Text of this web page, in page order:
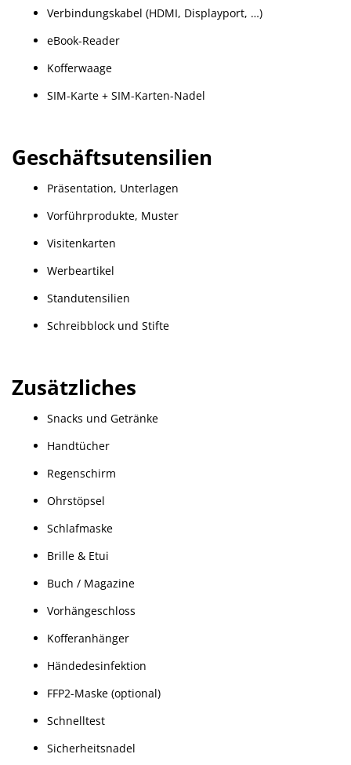
Verbindungskabel (HDMI, Displayport, …)
eBook-Reader
Kofferwaage
SIM-Karte + SIM-Karten-Nadel
Geschäftsutensilien
Präsentation, Unterlagen
Vorführprodukte, Muster
Visitenkarten
Werbeartikel
Standutensilien
Schreibblock und Stifte
Zusätzliches
Snacks und Getränke
Handtücher
Regenschirm
Ohrstöpsel
Schlafmaske
Brille & Etui
Buch / Magazine
Vorhängeschloss
Kofferanhänger
Händedesinfektion
FFP2-Maske (optional)
Schnelltest
Sicherheitsnadel